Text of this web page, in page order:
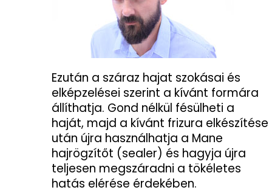
Ezután a száraz hajat szokásai és
elképzelései szerint a kívánt formára
állíthatja. Gond nélkül fésülheti a
haját, majd a kívánt frizura elkészítése
után újra használhatja a Mane
hajrögzítőt (sealer) és hagyja újra
teljesen megszáradni a tökéletes
hatás elérése érdekében.